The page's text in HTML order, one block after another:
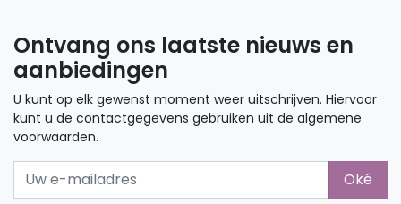
Ontvang ons laatste nieuws en
aanbiedingen
U kunt op elk gewenst moment weer uitschrijven. Hiervoor
kunt u de contactgegevens gebruiken uit de algemene
voorwaarden.
Oké